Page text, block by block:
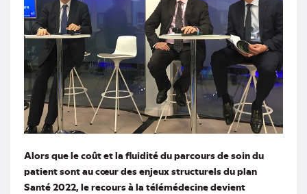
Alors que le coût et la fluidité du parcours de soin du
patient sont au cœur des enjeux structurels du plan
Santé 2022, le recours à la télémédecine devient